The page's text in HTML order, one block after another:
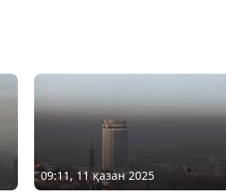
09:11, 11 қазан 2025